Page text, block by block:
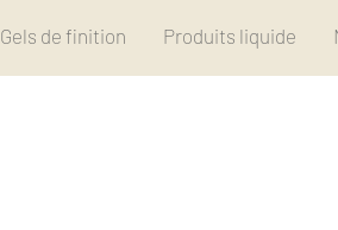
Gels de finition Produits liquide